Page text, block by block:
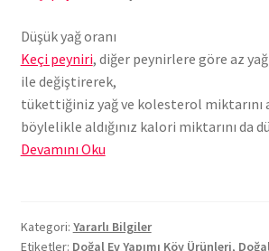
Düşük yağ oranı
Keçi peyniri, diğer peynirlere göre az
ile değiştirerek,
tükettiğiniz yağ ve kolesterol
böylelikle aldığınız kalori miktarını da
Devamını OkuKeçi
Kategori: Yararlı Bilgiler
Etiketler: Doğal Ev Yapımı Köy Ürünleri,